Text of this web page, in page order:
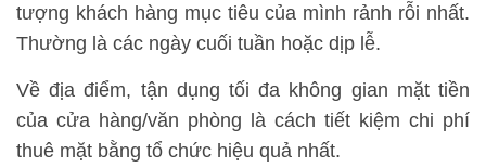
tượng khách hàng mục tiêu của mình rảnh rỗi nhất.
Thường là các ngày cuối tuần hoặc dịp lễ.
Về địa điểm, tận dụng tối đa không gian mặt tiền
của cửa hàng/văn phòng là cách tiết kiệm chi phí
thuê mặt bằng tổ chức hiệu quả nhất.